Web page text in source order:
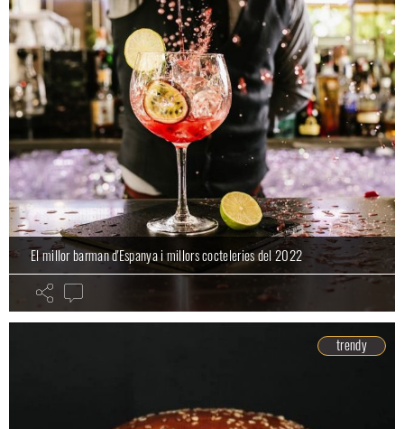
El millor barman d'Espanya i millors cocteleries del 2022
trendy